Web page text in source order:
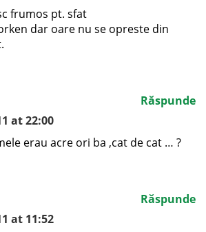
frumos pt. sfat
dar oare nu se opreste din
at 22:00
erau acre ori ba ,cat de cat … ?
Răspunde
at 11:52
Răspunde